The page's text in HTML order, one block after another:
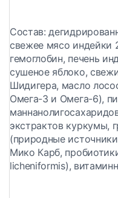
Состав:
свежее мясо индейки
гемоглобин, печень
сушеное яблоко,
Шидигера, масло
Омега-3 и Омега-6),
экстрактов куркумы,
(природные
Мико Карб,
licheniformis),